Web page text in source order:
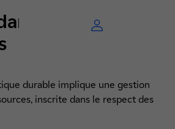
les limites
durable implique une gestion
inscrite dans le respect des